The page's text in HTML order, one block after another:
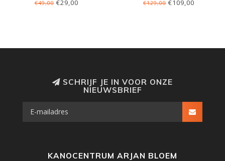
€49,00€29,00 €129,00 €109,00
SCHRIJF JE IN VOOR ONZE
NIEUWSBRIEF
KANOCENTRUM ARJAN BLOEM